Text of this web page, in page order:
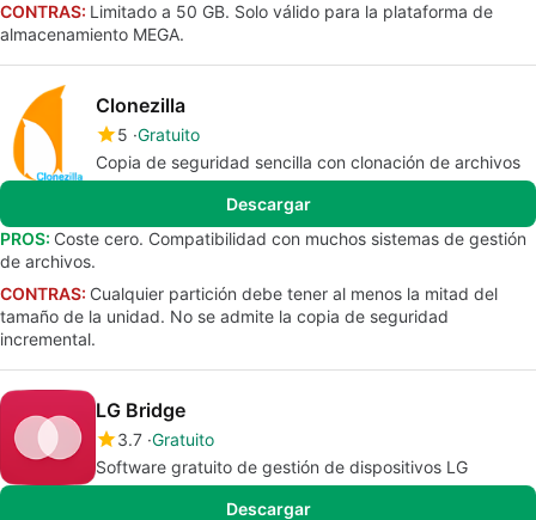
CONTRAS: Limitado a 50 GB. Solo válido para la plataforma de
almacenamiento MEGA.
Clonezilla
5 Gratuito
Copia de seguridad sencilla con clonación de archivos
Descargar
PROS: Coste cero. Compatibilidad con muchos sistemas de gestión
de archivos.
CONTRAS: Cualquier partición debe tener al menos la mitad del
tamaño de la unidad. No se admite la copia de seguridad
incremental.
LG Bridge
3.7 Gratuito
Software gratuito de gestión de dispositivos LG
Descargar